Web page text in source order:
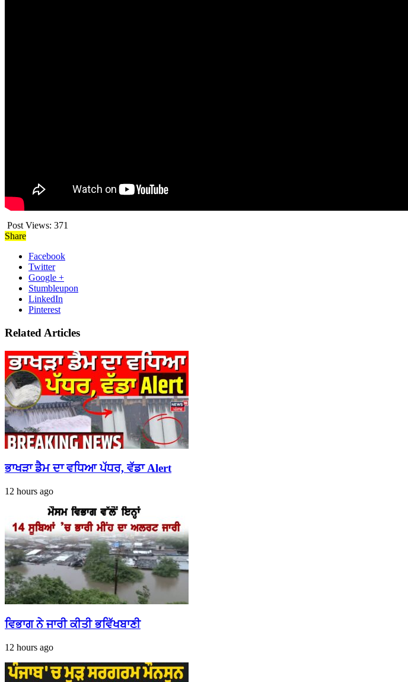
Post Views: 371
Share
Facebook
Twitter
Google +
Stumbleupon
LinkedIn
Pinterest
Related Articles
ਭਾਖੜਾ ਡੈਮ ਦਾ ਵਧਿਆ ਪੱਧਰ, ਵੱਡਾ Alert
12 hours ago
ਵਿਭਾਗ ਨੇ ਜਾਰੀ ਕੀਤੀ ਭਵਿੱਖਬਾਣੀ
12 hours ago